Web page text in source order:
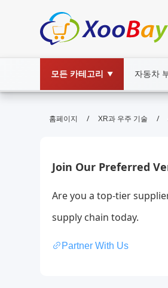
모든 카테고리 ▼ 자동차
AR 스마트 글래
홈페이지 / XR과 우주 기술 /
Join Our Preferred
Are you a top-tier
supply chain today.
Partner With Us